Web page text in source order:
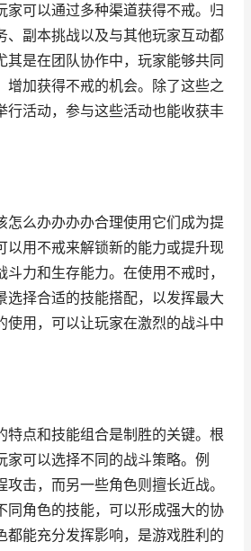
家可以通过多种渠道获得不戒。归
、副本挑战以及与其他玩家互动都
其是在团队协作中，玩家能够共同
增加获得不戒的机会。除了这些之
行活动，参与这些活动也能收获丰
怎么办办办办合理使用它们成为提
以用不戒来解锁新的能力或提升现
力和生存能力。在使用不戒时，
选择合适的技能搭配，以发挥最大
使用，可以让玩家在激烈的战斗中
特点和技能组合是制胜的关键。根
家可以选择不同的战斗策略。例
击，而另一些角色则擅长近战。
同角色的技能，可以形成强大的协
都能充分发挥影响，是游戏胜利的